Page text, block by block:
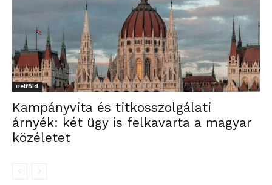
Belföld
Kampányvita és titkosszolgálati
árnyék: két ügy is felkavarta a magyar
közéletet